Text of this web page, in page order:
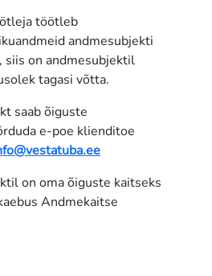
töötleb
andmesubjekti
siis on andmesubjektil
tagasi võtta.
saab õiguste
e-poe klienditoe
on oma õiguste kaitseks
Andmekaitse